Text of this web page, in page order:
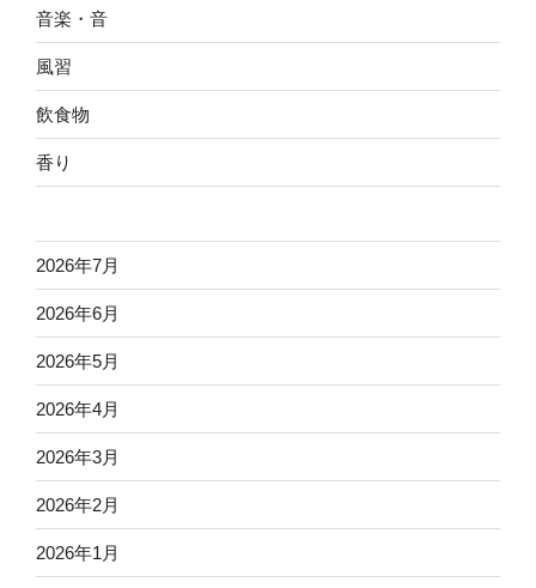
音楽・音
風習
飲食物
香り
2026年7月
2026年6月
2026年5月
2026年4月
2026年3月
2026年2月
2026年1月